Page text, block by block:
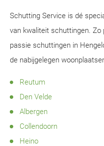
Schutting Service is dé
van kwaliteit schuttingen.
passie schuttingen in
de nabijgelegen
Reutum
Den Velde
Albergen
Collendoorn
Heino